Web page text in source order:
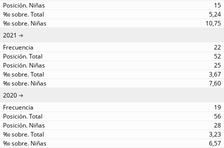
15
5,24
10,75
2021
22
52
25
3,67
7,60
2020
19
56
28
3,23
6,57